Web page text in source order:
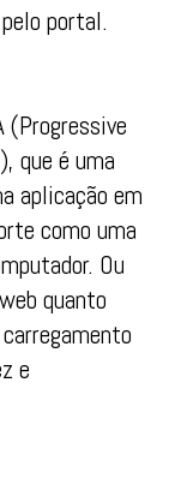
portal.
(Progressive
que é uma
aplicação em
como uma
Ou
quanto
e